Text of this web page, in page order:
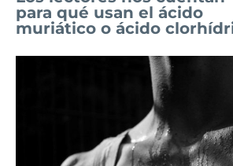
para qué usan el ácido
muriático o ácido